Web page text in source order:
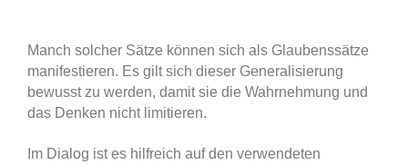
Manch solcher Sätze können sich als Glaubenssätze
manifestieren. Es gilt sich dieser Generalisierung
bewusst zu werden, damit sie die Wahrnehmung und
das Denken nicht limitieren.
Im Dialog ist es hilfreich auf den verwendeten